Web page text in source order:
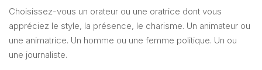
Choisissez-vous un orateur ou une oratrice dont vous
appréciez le style, la présence, le charisme. Un animateur ou
une animatrice. Un homme ou une femme politique. Un ou
une journaliste.